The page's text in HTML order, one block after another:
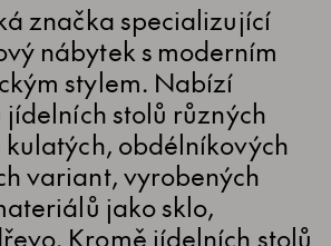
značka specializující
nábytek s moderním
stylem. Nabízí
stolů různých
obdélníkových
variant, vyrobených
jako sklo,
Kromě jídelních stolů